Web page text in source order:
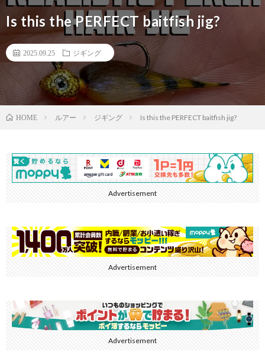
Is this the PERFECT baitfish jig?
2025.09.25 ジギング
HOME ルアー ジギング Is this the PERFECT baitfish jig?
Advertisement
Advertisement
Advertisement